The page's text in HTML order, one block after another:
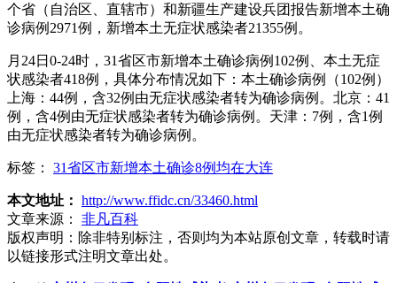
个省（自治区、直辖市）和新疆生产建设兵团报告新增本土确
诊病例2971例，新增本土无症状感染者21355例。
月24日0-24时，31省区市新增本土确诊病例102例、本土无症
状感染者418例，具体分布情况如下：本土确诊病例（102例）
上海：44例，含32例由无症状感染者转为确诊病例。北京：41
例，含4例由无症状感染者转为确诊病例。天津：7例，含1例
由无症状感染者转为确诊病例。
标签： 31省区市新增本土确诊8例均在大连
本文地址： http://www.ffidc.cn/33460.html
文章来源：
非凡百科
版权声明： 除非特别标注，否则均为本站原创文章，转载时请
以链接形式注明文章出处。